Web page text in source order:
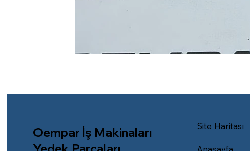
Oempar İş Makinaları
Site Haritası